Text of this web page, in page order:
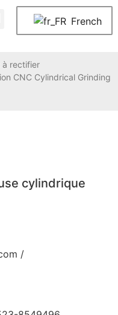
French
à rectifier
CNC Cylindrical Grinding
cylindrique
/